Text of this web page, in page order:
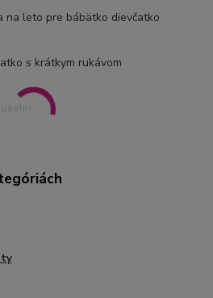
na leto pre bábätko dievčatko
s krátkym rukávom